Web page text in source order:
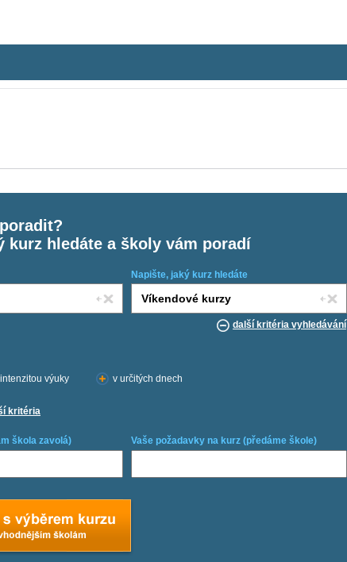
kurz hledáte a školy vám poradí
Napište, jaký kurz hledáte
další kritéria vyhledávání
výuky v určitých dnech
kritéria
škola zavolá) Vaše požadavky na kurz (předáme škole)